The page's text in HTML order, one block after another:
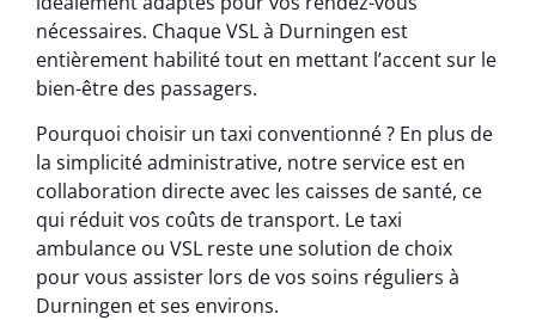
nécessaires. Chaque VSL à Durningen est
entièrement habilité tout en mettant l’accent sur le
bien-être des passagers.
Pourquoi choisir un taxi conventionné ? En plus de
la simplicité administrative, notre service est en
collaboration directe avec les caisses de santé, ce
qui réduit vos coûts de transport. Le taxi
ambulance ou VSL reste une solution de choix
pour vous assister lors de vos soins réguliers à
Durningen et ses environs.